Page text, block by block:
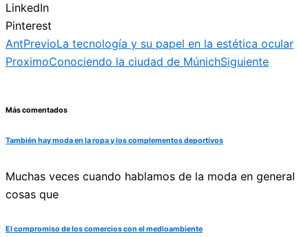
LinkedIn
Pinterest
AntPrevioLa tecnología y su papel en la estética ocular
ProximoConociendo la ciudad de MúnichSiguiente
Más comentados
También hay moda en la ropa y los complementos deportivos
Muchas veces cuando hablamos de la moda en
cosas que
El compromiso de los comercios con el medioambiente